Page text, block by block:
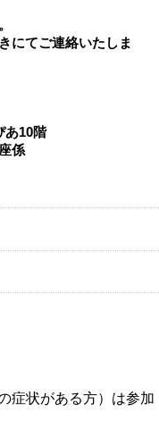
にてご連絡いたしま
10階
係
症状がある方）は参加